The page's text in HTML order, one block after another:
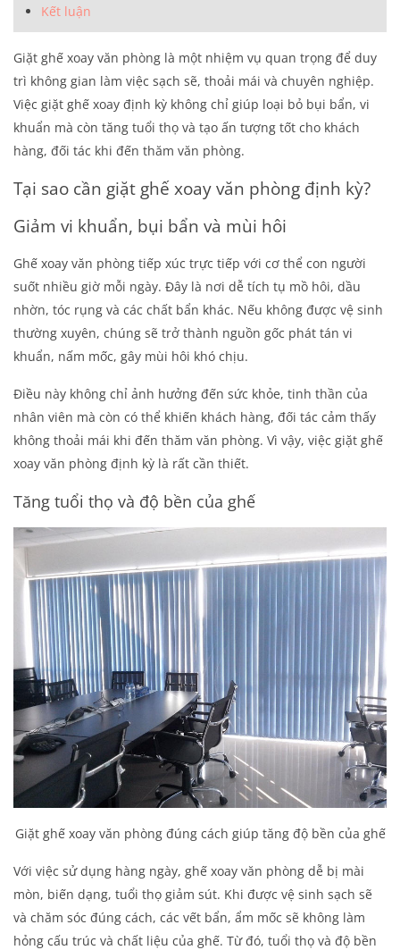
Kết luận
Giặt ghế xoay văn phòng là một nhiệm vụ quan trọng để duy
trì không gian làm việc sạch sẽ, thoải mái và chuyên nghiệp.
Việc giặt ghế xoay định kỳ không chỉ giúp loại bỏ bụi bẩn, vi
khuẩn mà còn tăng tuổi thọ và tạo ấn tượng tốt cho khách
hàng, đối tác khi đến thăm văn phòng.
Tại sao cần giặt ghế xoay văn phòng định kỳ?
Giảm vi khuẩn, bụi bẩn và mùi hôi
Ghế xoay văn phòng tiếp xúc trực tiếp với cơ thể con người
suốt nhiều giờ mỗi ngày. Đây là nơi dễ tích tụ mồ hôi, dầu
nhờn, tóc rụng và các chất bẩn khác. Nếu không được vệ sinh
thường xuyên, chúng sẽ trở thành nguồn gốc phát tán vi
khuẩn, nấm mốc, gây mùi hôi khó chịu.
Điều này không chỉ ảnh hưởng đến sức khỏe, tinh thần của
nhân viên mà còn có thể khiến khách hàng, đối tác cảm thấy
không thoải mái khi đến thăm văn phòng. Vì vậy, việc giặt ghế
xoay văn phòng định kỳ là rất cần thiết.
Tăng tuổi thọ và độ bền của ghế
Giặt ghế xoay văn phòng đúng cách giúp tăng độ bền của ghế
Với việc sử dụng hàng ngày, ghế xoay văn phòng dễ bị mài
mòn, biến dạng, tuổi thọ giảm sút. Khi được vệ sinh sạch sẽ
và chăm sóc đúng cách, các vết bẩn, ẩm mốc sẽ không làm
hỏng cấu trúc và chất liệu của ghế. Từ đó, tuổi thọ và độ bền